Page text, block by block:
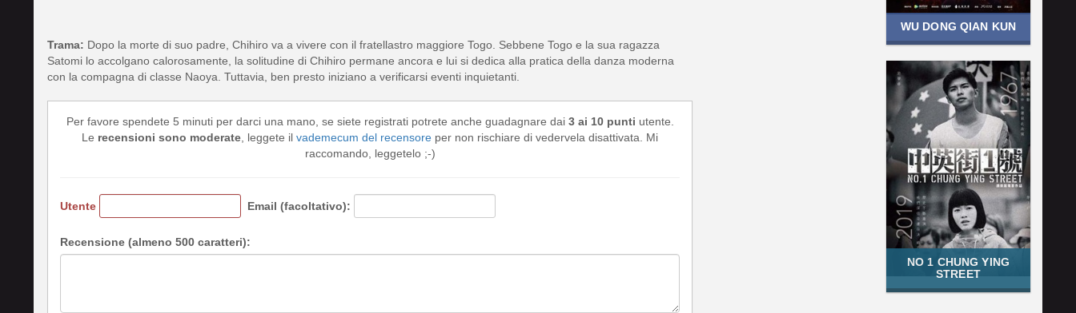
Trama: Dopo la morte di suo padre, Chihiro va a vivere con il fratellastro maggiore Togo. Sebbene Togo e la sua ragazza
Satomi lo accolgano calorosamente, la solitudine di Chihiro permane ancora e lui si dedica alla pratica della danza moderna
con la compagna di classe Naoya. Tuttavia, ben presto iniziano a verificarsi eventi inquietanti.
Per favore spendete 5 minuti per darci una mano, se siete registrati potrete anche guadagnare dai 3 ai 10 punti utente.
Le recensioni sono moderate , leggete il vademecum del recensore per non rischiare di vedervela disattivata. Mi
raccomando, leggetelo ;-)
Utente Email (facoltativo):
Recensione (almeno 500 caratteri):
WU DONG QIAN KUN
NO 1 CHUNG YING
STREET